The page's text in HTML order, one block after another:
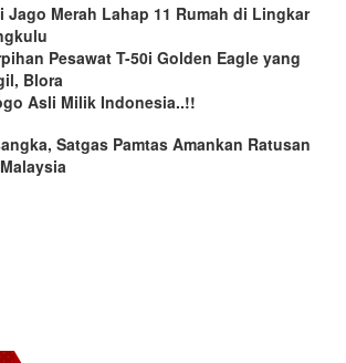
Jago Merah Lahap 11 Rumah di Lingkar
Pesawat T-50i Golden Eagle yang
Blora
Asli Milik Indonesia..!!
Satgas Pamtas Amankan Ratusan